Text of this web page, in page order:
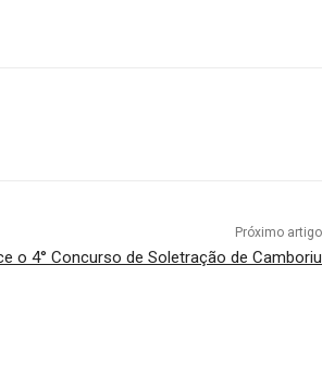
Próximo artigo
o 4° Concurso de Soletração de Camboriu